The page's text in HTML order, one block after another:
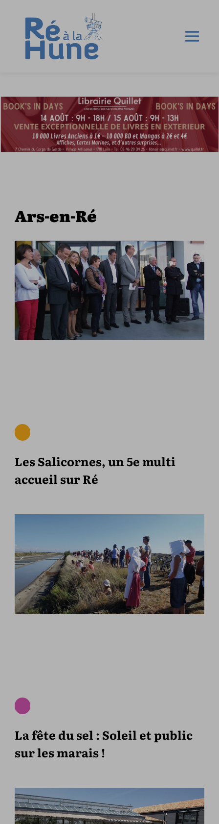
Ars-en-Ré
Les Salicornes, un 5e multi
accueil sur Ré
La fête du sel : Soleil et public
sur les marais !